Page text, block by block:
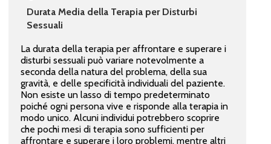
Durata Media della Terapia per Disturbi
Sessuali
La durata della terapia per affrontare e superare i
disturbi sessuali può variare notevolmente a
seconda della natura del problema, della sua
gravità, e delle specificità individuali del paziente.
Non esiste un lasso di tempo predeterminato
poiché ogni persona vive e risponde alla terapia in
modo unico. Alcuni individui potrebbero scoprire
che pochi mesi di terapia sono sufficienti per
affrontare e superare i loro problemi, mentre altri